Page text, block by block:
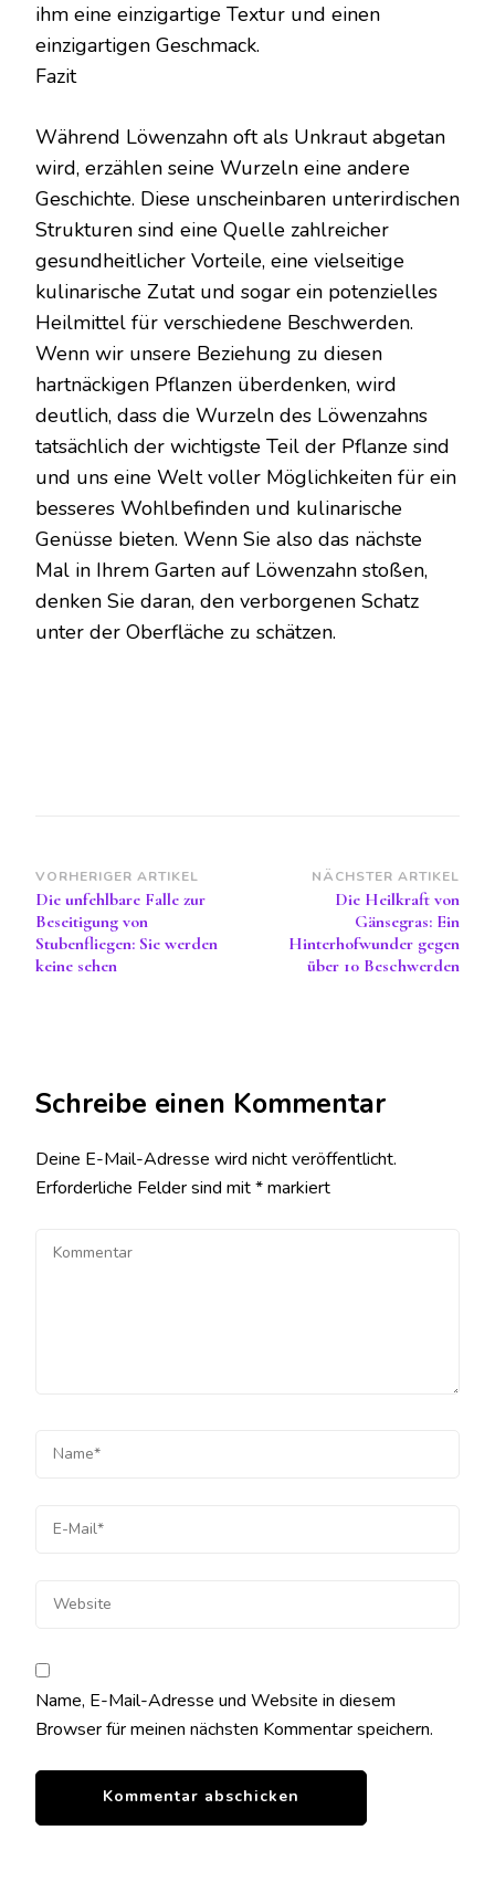
ihm eine einzigartige Textur und einen
einzigartigen Geschmack.
Fazit
Während Löwenzahn oft als Unkraut abgetan
wird, erzählen seine Wurzeln eine andere
Geschichte. Diese unscheinbaren unterirdischen
Strukturen sind eine Quelle zahlreicher
gesundheitlicher Vorteile, eine vielseitige
kulinarische Zutat und sogar ein potenzielles
Heilmittel für verschiedene Beschwerden.
Wenn wir unsere Beziehung zu diesen
hartnäckigen Pflanzen überdenken, wird
deutlich, dass die Wurzeln des Löwenzahns
tatsächlich der wichtigste Teil der Pflanze sind
und uns eine Welt voller Möglichkeiten für ein
besseres Wohlbefinden und kulinarische
Genüsse bieten. Wenn Sie also das nächste
Mal in Ihrem Garten auf Löwenzahn stoßen,
denken Sie daran, den verborgenen Schatz
unter der Oberfläche zu schätzen.
Beitragsnavigation
VORHERIGER ARTIKEL
Die unfehlbare Falle zur
Beseitigung von
Stubenfliegen: Sie werden
keine sehen
NÄCHSTER ARTIKEL
Die Heilkraft von
Gänsegras: Ein
Hinterhofwunder gegen
über 10 Beschwerden
Schreibe einen Kommentar
Deine E-Mail-Adresse wird nicht veröffentlicht.
Erforderliche Felder sind mit*markiert
Name, E-Mail-Adresse und Website in diesem
Browser für meinen nächsten Kommentar speichern.